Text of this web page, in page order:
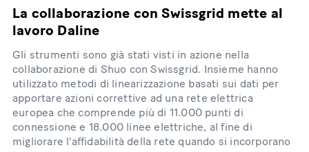
La collaborazione con Swissgrid mette al
lavoro Daline
Gli strumenti sono già stati visti in azione nella
collaborazione di Shuo con Swissgrid. Insieme hanno
utilizzato metodi di linearizzazione basati sui dati per
apportare azioni correttive ad una rete elettrica
europea che comprende più di 11.000 punti di
connessione e 18.000 linee elettriche, al fine di
migliorare l'affidabilità della rete quando si incorporano